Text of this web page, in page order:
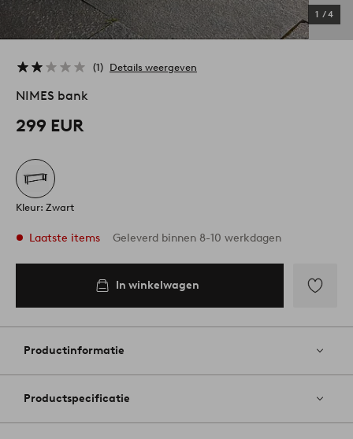
1 /4
1 Details weergeven
NIMES bank
299 EUR
Kleur: Zwart
Laatste items Geleverd binnen 8-10 werkdagen
In winkelwagen
aan
Productinformatie
Productspecificatie